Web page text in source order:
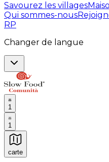
Savourez les villages
Qui sommes-nous
RP
Changer de langue
1
1
carte